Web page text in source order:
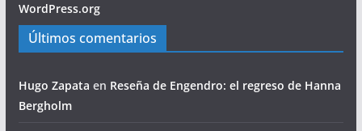
WordPress.org
Últimos comentarios
Hugo Zapata en Reseña de Engendro: el regreso de Hanna
Bergholm